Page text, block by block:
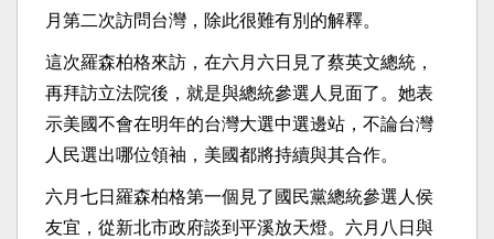
月第二次訪問台灣，除此很難有別的解釋。
這次羅森柏格來訪，在六月六日見了蔡英文總統，
再拜訪立法院後，就是與總統參選人見面了。她表
示美國不會在明年的台灣大選中選邊站，不論台灣
人民選出哪位領袖，美國都將持續與其合作。
六月七日羅森柏格第一個見了國民黨總統參選人侯
友宜，從新北市政府談到平溪放天燈。六月八日與